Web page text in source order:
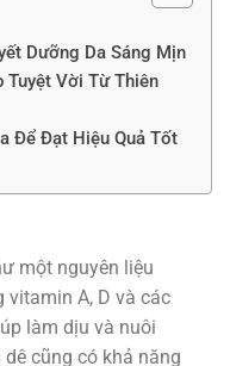
Dưỡng Da Sáng Mịn
Tuyệt Vời Từ Thiên
Để Đạt Hiệu Quả Tốt
một nguyên liệu
A, D và các
làm dịu và nuôi
cũng có khả năng